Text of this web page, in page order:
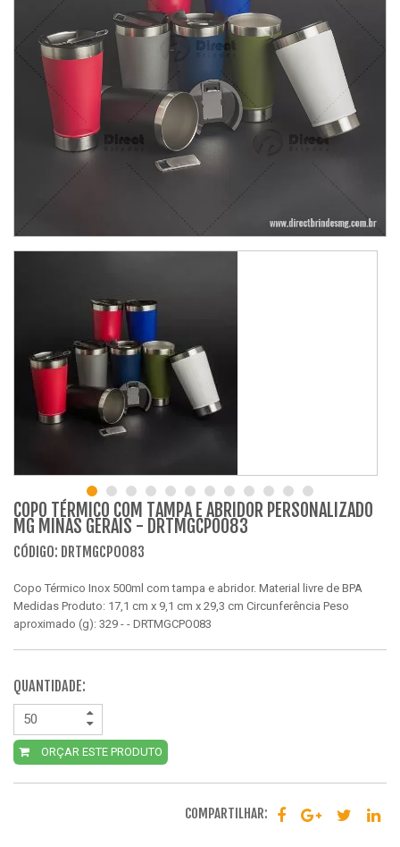
COPO TÉRMICO COM TAMPA E ABRIDOR PERSONALIZADO
MG MINAS GERAIS - DRTMGCPO083
CÓDIGO: DRTMGCPO083
Copo Térmico Inox 500ml com tampa e abridor. Material livre de BPA
Medidas Produto: 17,1 cm x 9,1 cm x 29,3 cm Circunferência Peso
aproximado (g): 329 - - DRTMGCPO083
QUANTIDADE:
ORÇAR ESTE PRODUTO
COMPARTILHAR: